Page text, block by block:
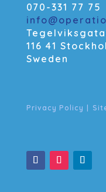
070-331 77 75
116 41
Sweden
Privacy Policy |